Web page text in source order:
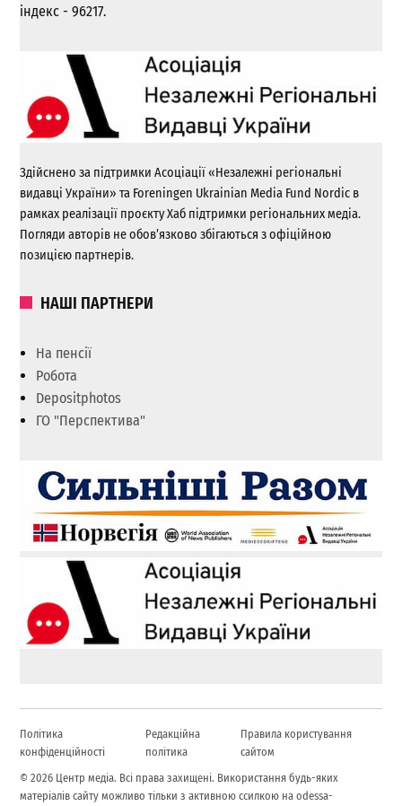
індекс - 96217.
Здійснено за підтримки Асоціації «Незалежні регіональні
видавці України» та Foreningen Ukrainian Media Fund Nordic в
рамках реалізації проєкту Хаб підтримки регіональних медіа.
Погляди авторів не обов’язково збігаються з офіційною
позицією партнерів.
НАШІ ПАРТНЕРИ
На пенсії
Робота
Depositphotos
ГО "Перспектива"
Політика
конфіденційності
Редакційна
політика
Правила користування
сайтом
© 2026 Центр медіа. Всі права захищені. Використання будь-яких
матеріалів сайту можливо тільки з активною ссилкою на odessa-